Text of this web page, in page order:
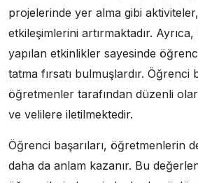
projelerinde yer alma gibi
etkileşimlerini artırmaktadır.
yapılan etkinlikler sayesinde
tatma fırsatı bulmuşlardır. Öğrenci
öğretmenler tarafından düzenli
ve velilere iletilmektedir.
Öğrenci başarıları, öğretmenlerin
daha da anlam kazanır. Bu